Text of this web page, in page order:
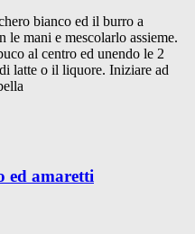
bianco ed il burro a
le mani e mescolarlo assieme.
al centro ed unendo le 2
latte o il liquore. Iniziare ad
ed amaretti